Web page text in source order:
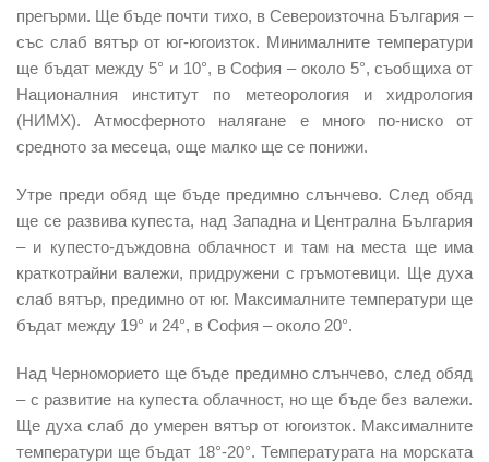
прегърми. Ще бъде почти тихо, в Североизточна България –
със слаб вятър от юг-югоизток. Минималните температури
ще бъдат между 5° и 10°, в София – около 5°, съобщиха от
Националния институт по метеорология и хидрология
(НИМХ). Атмосферното налягане е много по-ниско от
средното за месеца, още малко ще се понижи.
Утре преди обяд ще бъде предимно слънчево. След обяд
ще се развива купеста, над Западна и Централна България
– и купесто-дъждовна облачност и там на места ще има
краткотрайни валежи, придружени с гръмотевици. Ще духа
слаб вятър, предимно от юг. Максималните температури ще
бъдат между 19° и 24°, в София – около 20°.
Над Черноморието ще бъде предимно слънчево, след обяд
– с развитие на купеста облачност, но ще бъде без валежи.
Ще духа слаб до умерен вятър от югоизток. Максималните
температури ще бъдат 18°-20°. Температурата на морската